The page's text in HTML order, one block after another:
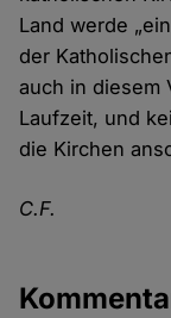
Land werde
der
auch in diesem
Laufzeit, und
die Kirchen
C.F.